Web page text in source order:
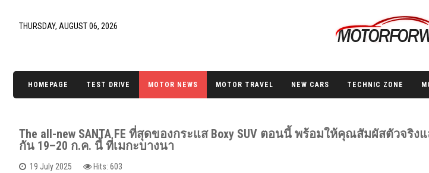
THURSDAY, AUGUST 06, 2026
HOMEPAGE TEST DRIVE MOTOR NEWS MOTOR TRAVEL NEW CARS TECHNIC ZONE
The all-new SANTA FE ที่สุดของกระแส Boxy SUV ตอนนี้ พร้อมให้คุณสัมผัสตัวจริง
กัน 19–20 ก.ค. นี้ ที่เมกะบางนา
19 July 2025 Hits: 603